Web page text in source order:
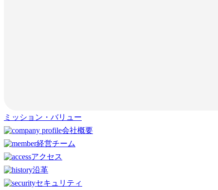
ミッション・バリュー
会社概要
経営チーム
アクセス
沿革
セキュリティ